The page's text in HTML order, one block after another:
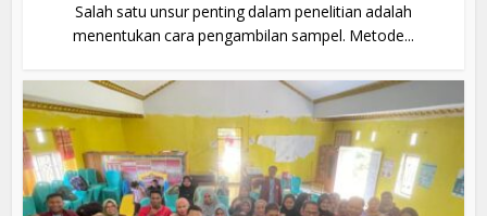
Salah satu unsur penting dalam penelitian adalah
menentukan cara pengambilan sampel. Metode...